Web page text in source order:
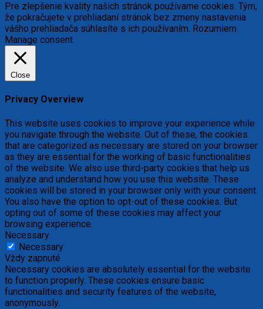
Pre zlepšenie kvality našich stránok používame cookies. Tým,
že pokračujete v prehliadaní stránok bez zmeny nastavenia
vášho prehliadača súhlasíte s ich používaním. Rozumiem
Manage consent
Close
Privacy Overview
This website uses cookies to improve your experience while
you navigate through the website. Out of these, the cookies
that are categorized as necessary are stored on your browser
as they are essential for the working of basic functionalities
of the website. We also use third-party cookies that help us
analyze and understand how you use this website. These
cookies will be stored in your browser only with your consent.
You also have the option to opt-out of these cookies. But
opting out of some of these cookies may affect your
browsing experience.
Necessary
Necessary
Vždy zapnuté
Necessary cookies are absolutely essential for the website
to function properly. These cookies ensure basic
functionalities and security features of the website,
anonymously.